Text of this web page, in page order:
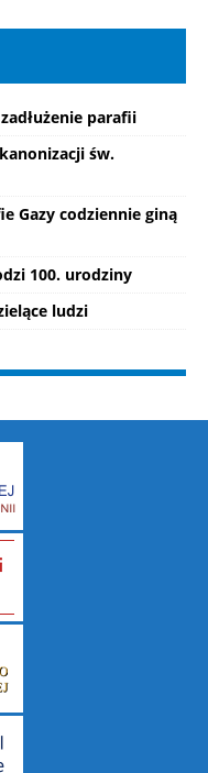
parafii
św.
Gazy codziennie giną
100. urodziny
ludzi